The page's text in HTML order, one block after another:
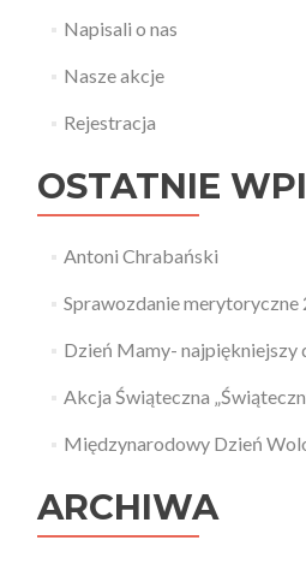
Napisali o nas
Nasze akcje
Rejestracja
OSTATNIE
Antoni Chrabański
Sprawozdanie merytoryczne
Dzień Mamy- najpiękniejszy
Akcja Świąteczna
Międzynarodowy Dzień
ARCHIWA